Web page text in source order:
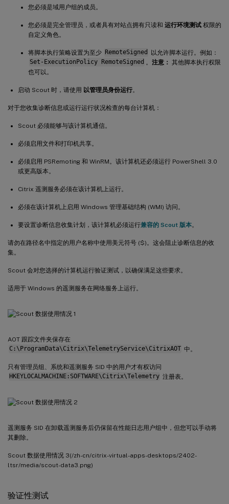
您必须是域用户组的成员。
您必须是完全管理员，或者具有对站点拥有只读和 运行环境测试 权限的
自定义角色。
将脚本执行策略设置为至少 RemoteSigned
以允许脚本运行。例如：
Set-ExecutionPolicy RemoteSigned 。 注意： 其他脚本执行权限
也可以。
启动 Scout 时，请使用 以管理员身份运行。
对于您收集诊断信息或运行运行状况检查的每台计算机：
Scout 必须能够与该计算机通信。
必须启用文件和打印机共享。
必须启用 PSRemoting 和 WinRM。该计算机还必须运行 PowerShell 3.0
或更高版本。
Citrix 遥测服务必须在该计算机上运行。
必须在该计算机上启用 Windows 管理基础结构 (WMI) 访问。
要设置诊断信息收集计划，该计算机必须运行兼容的 Scout 版本。
请勿在路径名中指定的用户名称中使用美元符号 ($)。这会阻止诊断信息的收
集。
Scout 会对您选择的计算机运行验证测试，以确保满足这些要求。
适用于 Windows 的遥测服务在网络服务上运行。
AOT 跟踪文件夹保存在
C:\ProgramData\Citrix\TelemetryService\CitrixAOT 中。
只有管理员组、系统和遥测服务 SID 中的用户才有权访问
HKEYLOCALMACHINE:SOFTWARE\Citrix\Telemetry 注册表。
遥测服务 SID 在卸载遥测服务后仍保留在性能日志用户组中，但您可以手动将
其删除。
Scout 数据使用情况 3(/zh-cn/citrix-virtual-apps-desktops/2402-
ltsr/media/scout-data3.png)
验证性测试